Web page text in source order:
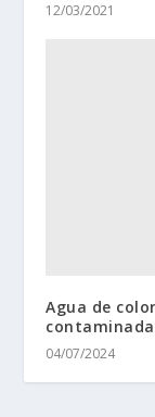
12/03/2021
Agua de
contaminada
04/07/2024